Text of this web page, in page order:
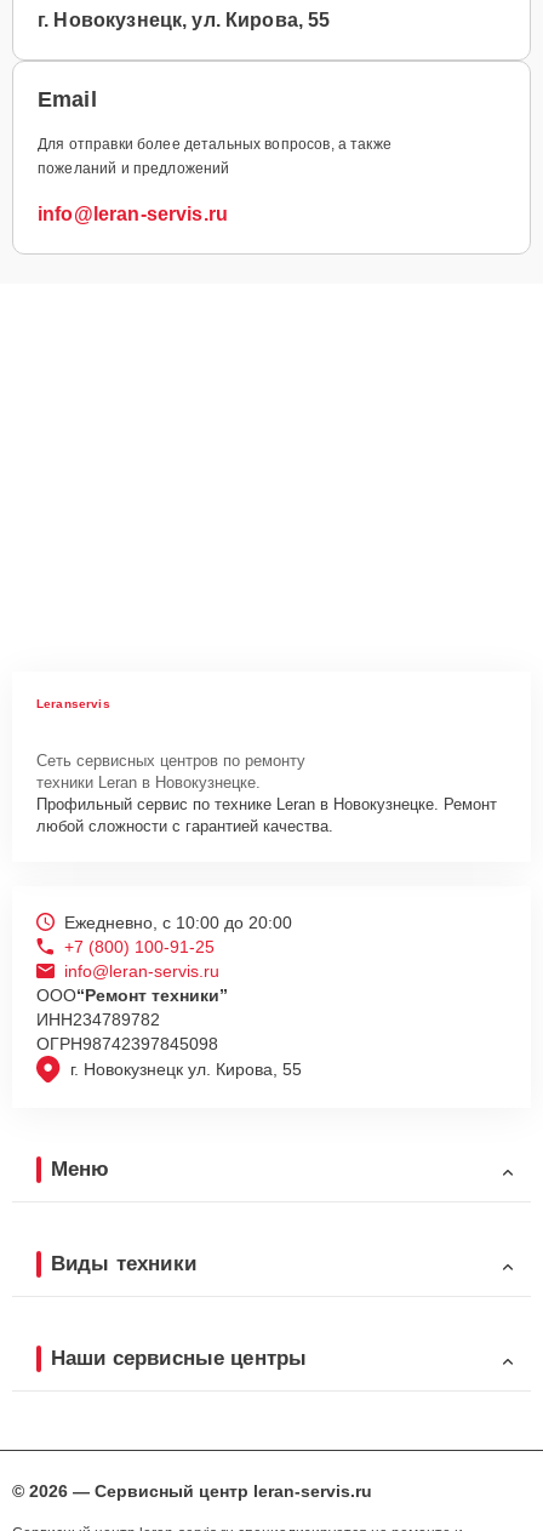
г. Новокузнецк, ул. Кирова, 55
Email
Для отправки более детальных вопросов, а также
пожеланий и предложений
info@leran-servis.ru
Leranservis
Сеть сервисных центров по ремонту
техники Leran в Новокузнецке.
Профильный сервис по технике Leran в Новокузнецке. Ремонт
любой сложности с гарантией качества.
г. Новокузнецк ул. Кирова, 55
Ежедневно, с 10:00 до 20:00
+7 (800) 100-91-25
info@leran-servis.ru
ООО“Ремонт техники”
ИНН234789782
ОГРН98742397845098
Меню
Виды техники
Наши сервисные центры
© 2026 — Сервисный центр leran-servis.ru